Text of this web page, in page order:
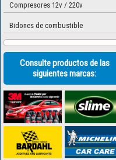
Compresores 12v / 220v
Bidones de combustible
Consulte productos de las
siguientes marcas: